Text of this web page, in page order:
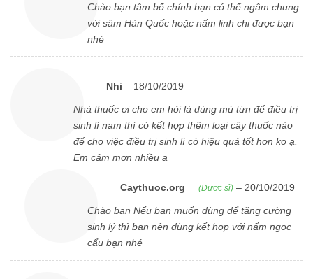
Chào bạn tâm bố chính bạn có thể ngâm chung
với sâm Hàn Quốc hoặc nấm linh chi được bạn
nhé
Nhi – 18/10/2019
Nhà thuốc ơi cho em hỏi là dùng mú từn để điều trị
sinh lí nam thì có kết hợp thêm loại cây thuốc nào
để cho việc điều trị sinh lí có hiệu quả tốt hơn ko ạ.
Em cảm mơn nhiều ạ
Caythuoc.org (Dược sĩ) – 20/10/2019
Chào bạn Nếu bạn muốn dùng để tăng cường
sinh lý thì bạn nên dùng kết hợp với nấm ngọc
cẩu bạn nhé